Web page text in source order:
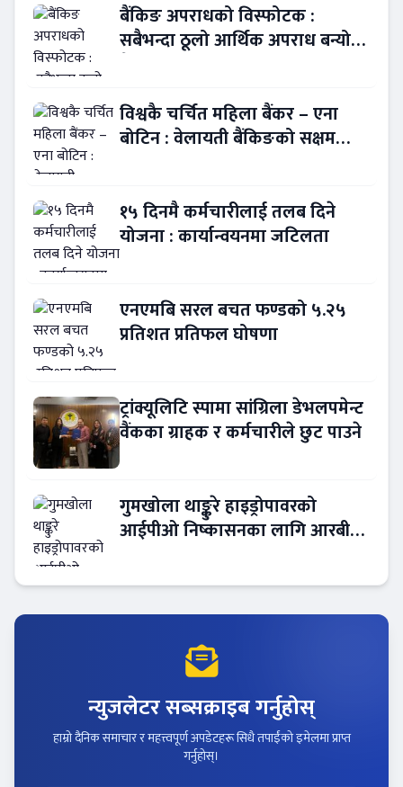
बैंकिङ अपराधको विस्फोटक :
सबैभन्दा ठूलो आर्थिक अपराध बन्यो
विश्वकै चर्चित महिला बैंकर – एना
बोटिन : वेलायती बैंकिङको सक्षम
१५ दिनमै कर्मचारीलाई तलब दिने
योजना : कार्यान्वयनमा जटिलता
एनएमबि सरल बचत फण्डको ५.२५
प्रतिशत प्रतिफल घोषणा
ट्रांक्यूलिटि स्पामा सांग्रिला डेभलपमेन्ट
वैंकका ग्राहक र कर्मचारीले छुट पाउने
गुमखोला थाङ्कुरे हाइड्रोपावरको
आईपीओ निष्कासनका लागि आरबीबी
न्युजलेटर सब्सक्राइब गर्नुहोस्
हाम्रो दैनिक समाचार र महत्त्वपूर्ण अपडेटहरू सिधै तपाईंको इमेलमा प्राप्त
गर्नुहोस्।